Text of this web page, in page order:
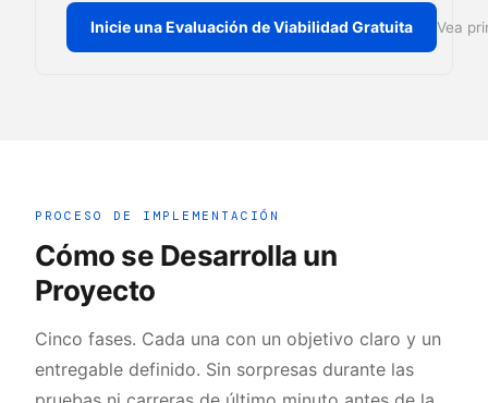
Inicie una Evaluación de Viabilidad Gratuita Vea
PROCESO DE IMPLEMENTACIÓN
Cómo se Desarrolla un
Proyecto
Cinco fases. Cada una con un objetivo claro y un
entregable definido. Sin sorpresas durante las